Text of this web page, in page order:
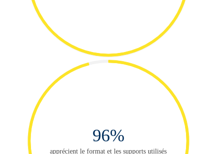
96%
apprécient le format et les supports utilisés